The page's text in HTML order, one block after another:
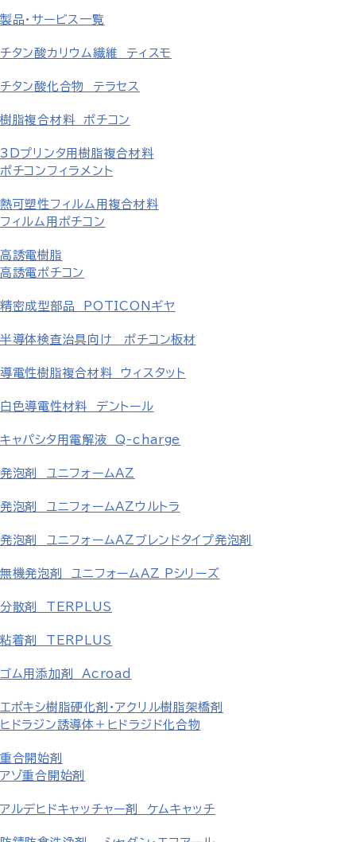
製品・サービス一覧
チタン酸カリウム繊維 ティスモ
チタン酸化合物 テラセス
樹脂複合材料 ポチコン
3Dプリンタ用樹脂複合材料
ポチコンフィラメント
熱可塑性フィルム用複合材料
フィルム用ポチコン
高誘電樹脂
高誘電ポチコン
精密成型部品 POTICONギヤ
半導体検査治具向け ポチコン板材
導電性樹脂複合材料 ウィスタット
白色導電性材料 デントール
キャパシタ用電解液 Q-charge
発泡剤 ユニフォームAZ
発泡剤 ユニフォームAZウルトラ
発泡剤 ユニフォームAZブレンドタイプ発泡剤
無機発泡剤 ユニフォームAZ Pシリーズ
分散剤 TERPLUS
粘着剤 TERPLUS
ゴム用添加剤 Acroad
エポキシ樹脂硬化剤・アクリル樹脂架橋剤
ヒドラジン誘導体＋ヒドラジド化合物
重合開始剤
アゾ重合開始剤
アルデヒドキャッチャー剤 ケムキャッチ